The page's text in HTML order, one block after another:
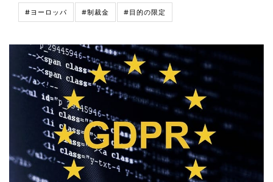
#ヨーロッパ #制裁金 #目的の限定